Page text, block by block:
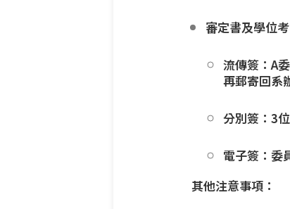
審定書及學位
流傳簽：A
再郵寄回系
分別簽：3
電子簽：委
其他注意事項：